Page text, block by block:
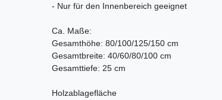
- Nur für den Innenbereich geeignet
Ca. Maße:
Gesamthöhe: 80/100/125/150 cm
Gesamtbreite: 40/60/80/100 cm
Gesamttiefe: 25 cm
Holzablagefläche